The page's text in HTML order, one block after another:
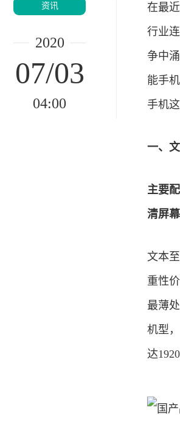
资讯
2020
07/03
04:00
在最
行业
争中
能手
手机
一、
主要
清屏幕
文本
重性
最薄
机型
达